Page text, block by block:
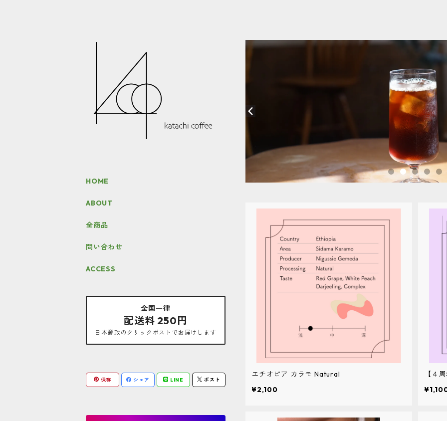
エチオピア カラモ Natural
¥2,100
【４
HOME
ABOUT
全商品
問い合わせ
ACCESS
全国一律
配送料 250円
日本郵政のクリックポストでお届けします
保存 シェア LINE ポスト